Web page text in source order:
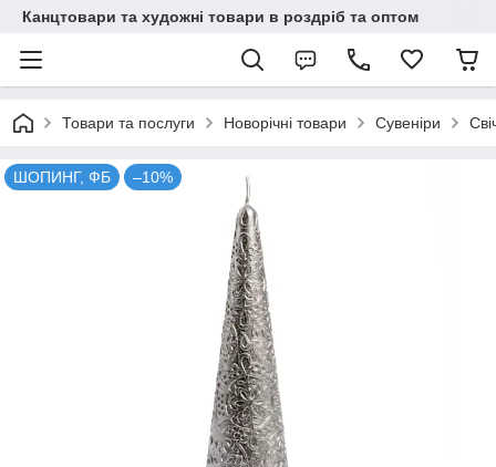
Канцтовари та художні товари в роздріб та оптом
Товари та послуги Новорічні товари Сувеніри
ШОПИНГ, ФБ –10%